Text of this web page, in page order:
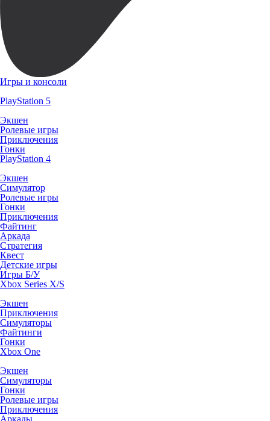
Игры и консоли
PlayStation 5
Экшен
Ролевые игры
Приключения
Гонки
PlayStation 4
Экшен
Симулятор
Ролевые игры
Гонки
Приключения
Файтинг
Аркада
Стратегия
Квест
Детские игры
Игры Б/У
Xbox Series X/S
Экшен
Приключения
Симуляторы
Файтинги
Гонки
Xbox One
Экшен
Симуляторы
Гонки
Ролевые игры
Приключения
Аркады